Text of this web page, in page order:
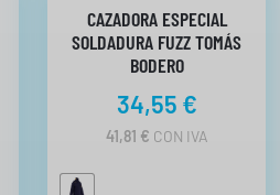
CAZADORA ESPECIAL
SOLDADURA FUZZ TOMÁS
BODERO
34,55 €
41,81 € CON IVA